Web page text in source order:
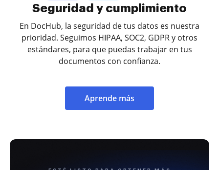
Seguridad y cumplimiento
En DocHub, la seguridad de tus datos es nuestra
prioridad. Seguimos HIPAA, SOC2, GDPR y otros
estándares, para que puedas trabajar en tus
documentos con confianza.
Aprende más